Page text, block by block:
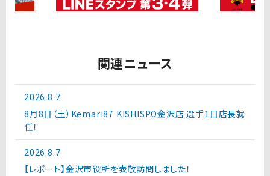
関連ニュース
2026.8.7
8月8日（土）Kemari87 KISHISPO金沢店 選手1日店長就
任！
2026.8.7
【レポート】金沢市役所を表敬訪問しました！